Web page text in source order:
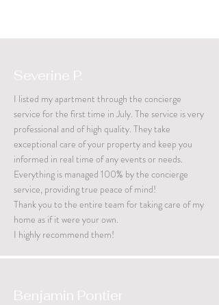
Severine P.
I listed my apartment through the concierge
service for the first time in July. The service is very
professional and of high quality. They take
exceptional care of your property and keep you
informed in real time of any events or needs.
Everything is managed 100% by the concierge
service, providing true peace of mind!
Thank you to the entire team for taking care of my
home as if it were your own.
I highly recommend them!
Benjamin Pontier